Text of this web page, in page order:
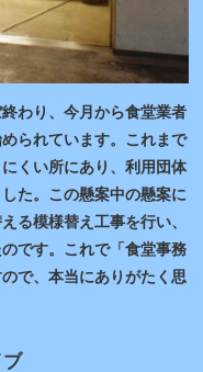
わり、今月から食堂業者
られています。これまで
くい所にあり、利用団体
た。この懸案中の懸案に
る模様替え工事を行い、
です。これで「食堂事務
で、本当にありがたく思
ブ